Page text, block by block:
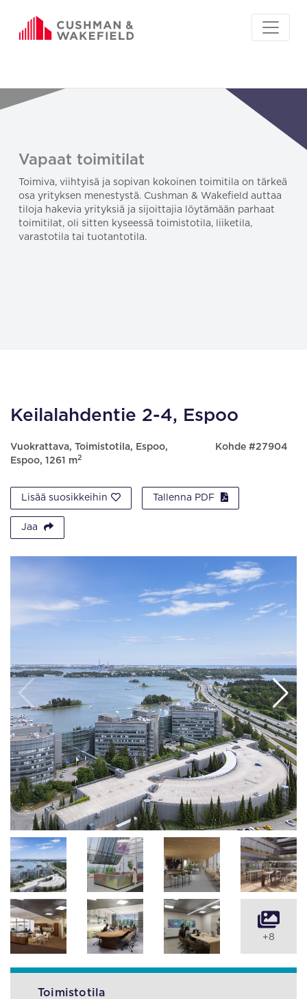
Vapaat toimitilat
Toimiva, viihtyisä ja sopivan kokoinen toimitila on tärkeä
osa yrityksen menestystä. Cushman & Wakefield auttaa
tiloja hakevia yrityksiä ja sijoittajia löytämään parhaat
toimitilat, oli sitten kyseessä toimistotila, liiketila,
varastotila tai tuotantotila.
Keilalahdentie 2-4, Espoo
Vuokrattava, Toimistotila, Espoo,
Espoo, 1261 m2
Kohde #27904
Lisää suosikkeihin Tallenna PDF
Jaa
+8
Toimistotila